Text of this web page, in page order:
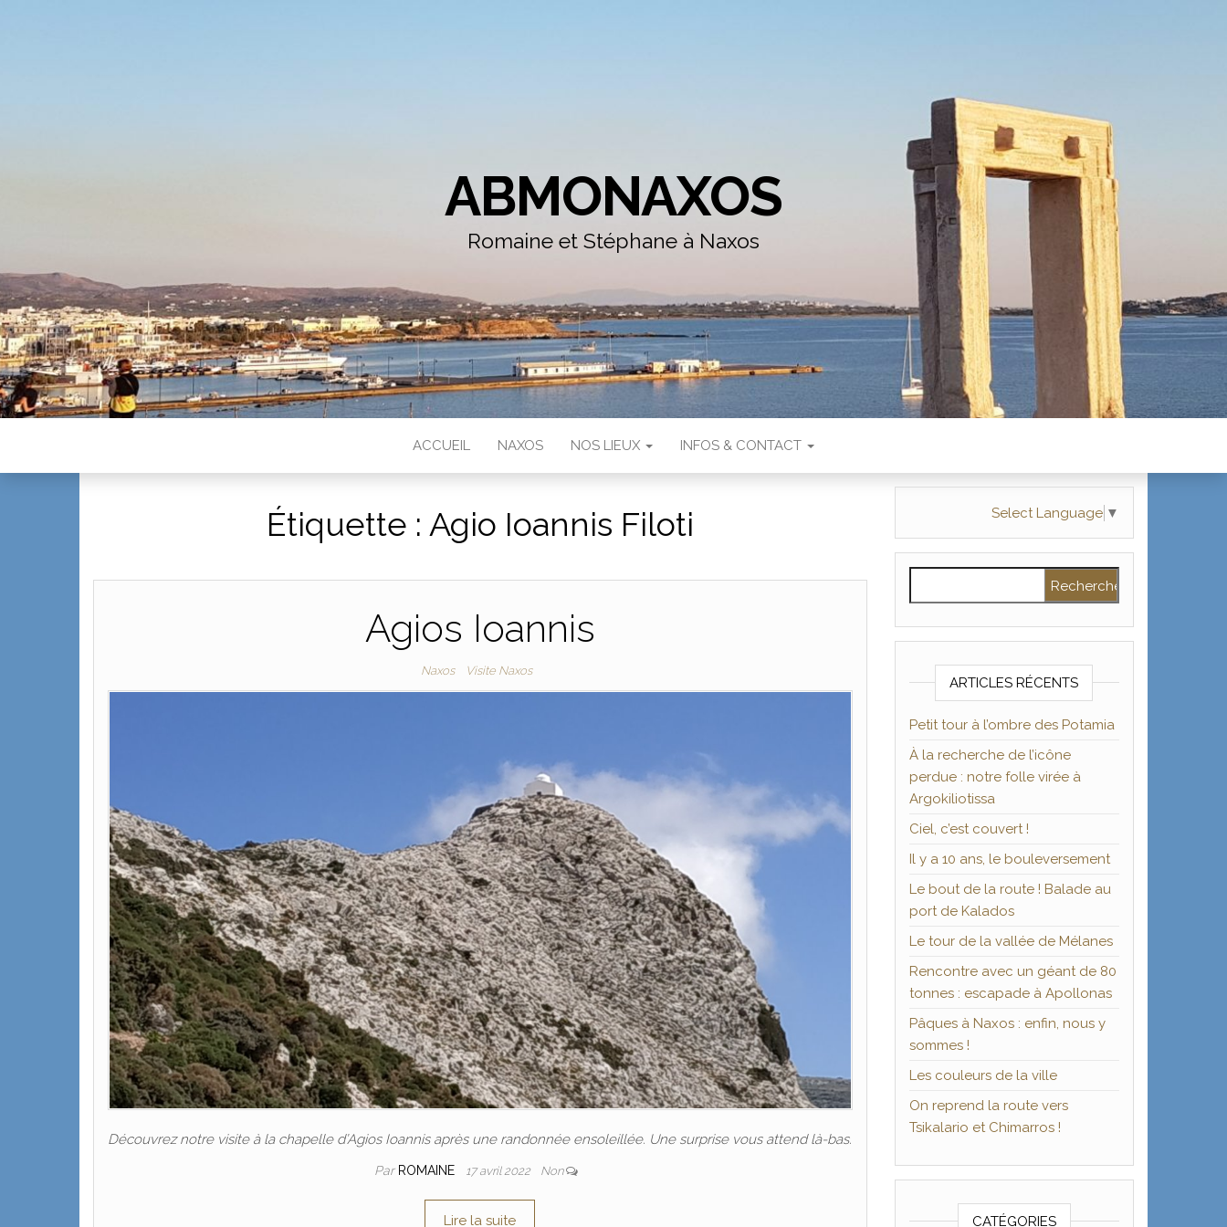
ABMONAXOS
Romaine et Stéphane à Naxos
ACCUEIL NAXOS NOS LIEUX INFOS & CONTACT
Étiquette : Agio Ioannis Filoti
Agios Ioannis
Naxos Visite Naxos
Découvrez notre visite à la chapelle d’Agios Ioannis après une randonnée ensoleillée. Une surprise vous attend là-bas.
Par ROMAINE 17 avril 2022 Non
Lire la suite
Select Language ▼
ARTICLES RÉCENTS
Petit tour à l’ombre des Potamia
À la recherche de l’icône
perdue : notre folle virée à
Argokiliotissa
Ciel, c’est couvert !
Il y a 10 ans, le bouleversement
Le bout de la route ! Balade au
port de Kalados
Le tour de la vallée de Mélanes
Rencontre avec un géant de 80
tonnes : escapade à Apollonas
Pâques à Naxos : enfin, nous y
sommes !
Les couleurs de la ville
On reprend la route vers
Tsikalario et Chimarros !
CATÉGORIES